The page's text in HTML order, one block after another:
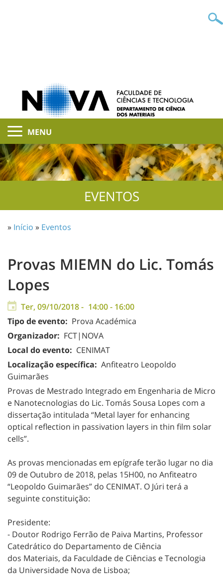
MENU
EVENTOS
» Início » Eventos
Provas MIEMN do Lic. Tomás
Lopes
Ter, 09/10/2018 - 14:00- 16:00
Tipo de evento: Prova Académica
Organizador: FCT|NOVA
Local do evento: CENIMAT
Localização específica: Anfiteatro Leopoldo
Guimarães
Provas de Mestrado Integrado em Engenharia de Micro
e Nanotecnologias do Lic. Tomás Sousa Lopes com a
dissertação intitulada “Metal layer for enhancing
optical reflection in passivation layers in thin film solar
cells”.
As provas mencionadas em epígrafe terão lugar no dia
09 de Outubro de 2018, pelas 15H00, no Anfiteatro
“Leopoldo Guimarães” do CENIMAT. O Júri terá a
seguinte constituição:
Presidente:
- Doutor Rodrigo Ferrão de Paiva Martins, Professor
Catedrático do Departamento de Ciência
dos Materiais, da Faculdade de Ciências e Tecnologia
da Universidade Nova de Lisboa;